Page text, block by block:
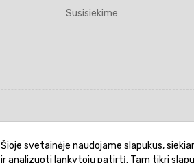
Susisiekime
Šioje svetainėje naudojame slapukus,
ir analizuoti lankytojų patirtį. Tam tikri